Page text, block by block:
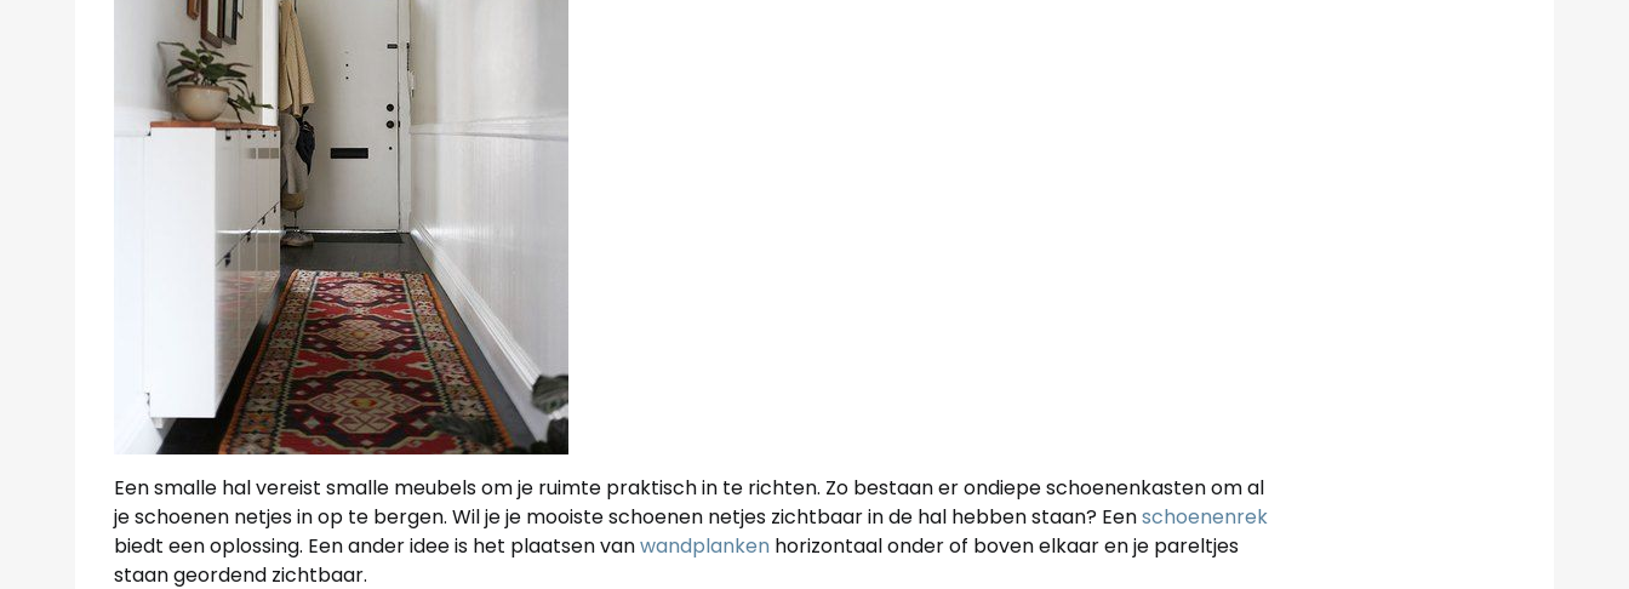
Een smalle hal vereist smalle meubels om je ruimte praktisch in te richten. Zo bestaan er ondiepe schoenenkasten om al
je schoenen netjes in op te bergen. Wil je je mooiste schoenen netjes zichtbaar in de hal hebben staan? Eenschoenenrek
biedt een oplossing. Een ander idee is het plaatsen vanwandplanken horizontaal onder of boven elkaar en je pareltjes
staan geordend zichtbaar.